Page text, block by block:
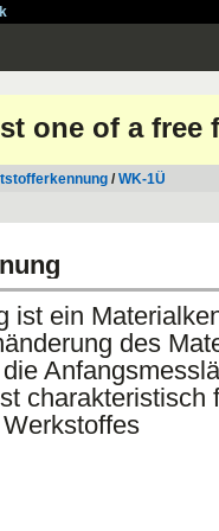
one of a free
/WK-1Ü
ist ein
des
charakteristisch